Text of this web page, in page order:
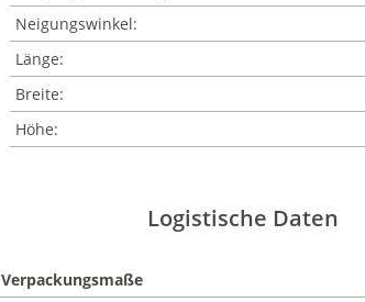
Neigungswinkel:
Länge:
Breite:
Höhe:
Logistische Daten
Verpackungsmaße